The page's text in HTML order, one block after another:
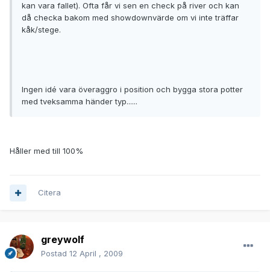
kan vara fallet). Ofta får vi sen en check på river och kan
då checka bakom med showdownvärde om vi inte träffar
kåk/stege.
Ingen idé vara överaggro i position och bygga stora potter
med tveksamma händer typ......
Håller med till 100%
Citera
greywolf
Postad 12 April , 2009